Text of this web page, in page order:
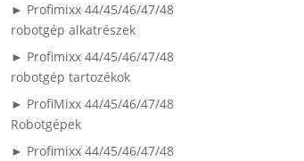
► Profimixx 44/45/46/47/48
robotgép alkatrészek
► Profimixx 44/45/46/47/48
robotgép tartozékok
► ProfiMixx 44/45/46/47/48
Robotgépek
► Profimixx 44/45/46/47/48